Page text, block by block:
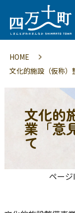
HOME
文化的施設（仮称）
文化的
業「意
て
ペー